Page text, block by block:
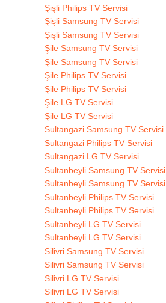
Şişli Philips TV Servisi
Şişli Samsung TV Servisi
Şişli Samsung TV Servisi
Şile Samsung TV Servisi
Şile Samsung TV Servisi
Şile Philips TV Servisi
Şile Philips TV Servisi
Şile LG TV Servisi
Şile LG TV Servisi
Sultangazi Samsung TV Servisi
Sultangazi Philips TV Servisi
Sultangazi LG TV Servisi
Sultanbeyli Samsung TV Servisi
Sultanbeyli Samsung TV Servisi
Sultanbeyli Philips TV Servisi
Sultanbeyli Philips TV Servisi
Sultanbeyli LG TV Servisi
Sultanbeyli LG TV Servisi
Silivri Samsung TV Servisi
Silivri Samsung TV Servisi
Silivri LG TV Servisi
Silivri LG TV Servisi